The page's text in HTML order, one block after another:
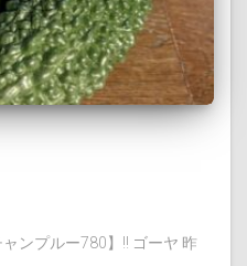
ンプルー780】!! ゴーヤ 昨